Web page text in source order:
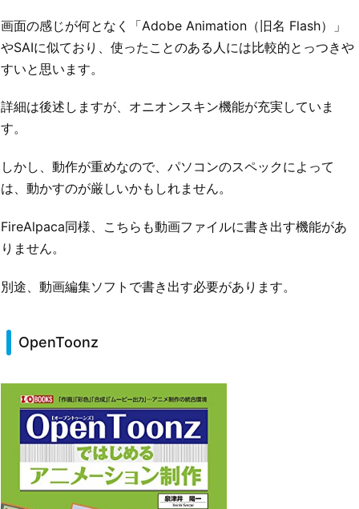
画面の感じが何となく「Adobe Animation（旧名 Flash）」
やSAIに似ており、使ったことのある人には比較的とっつきや
すいと思います。
詳細は後述しますが、オニオンスキン機能が充実していま
す。
しかし、動作が重めなので、パソコンのスペックによって
は、動かすのが厳しいかもしれません。
FireAlpaca同様、こちらも動画ファイルに書き出す機能があ
りません。
別途、動画編集ソフトで書き出す必要があります。
OpenToonz